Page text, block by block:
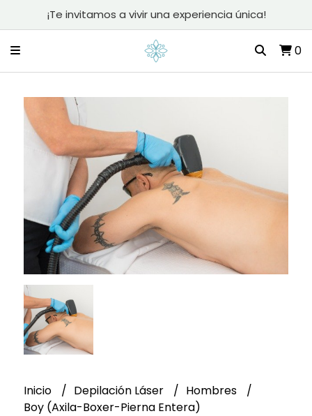
¡Te invitamos a vivir una experiencia única!
0
Inicio Depilación Láser
Hombres
Boy (Axila-Boxer-Pierna Entera)